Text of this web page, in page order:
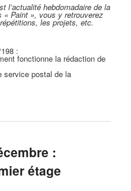
l’actualité hebdomadaire de la
« Paint », vous y retrouverez
les projets, etc.
:
fonctionne la rédaction de
service postal de la
:
étage